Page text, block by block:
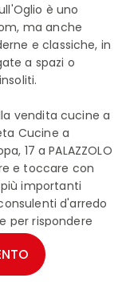
è uno
ma anche
e classiche, in
a spazi o
vendita cucine a
Cucine a
17 a PALAZZOLO
e toccare con
importanti
d'arredo
per rispondere
per un